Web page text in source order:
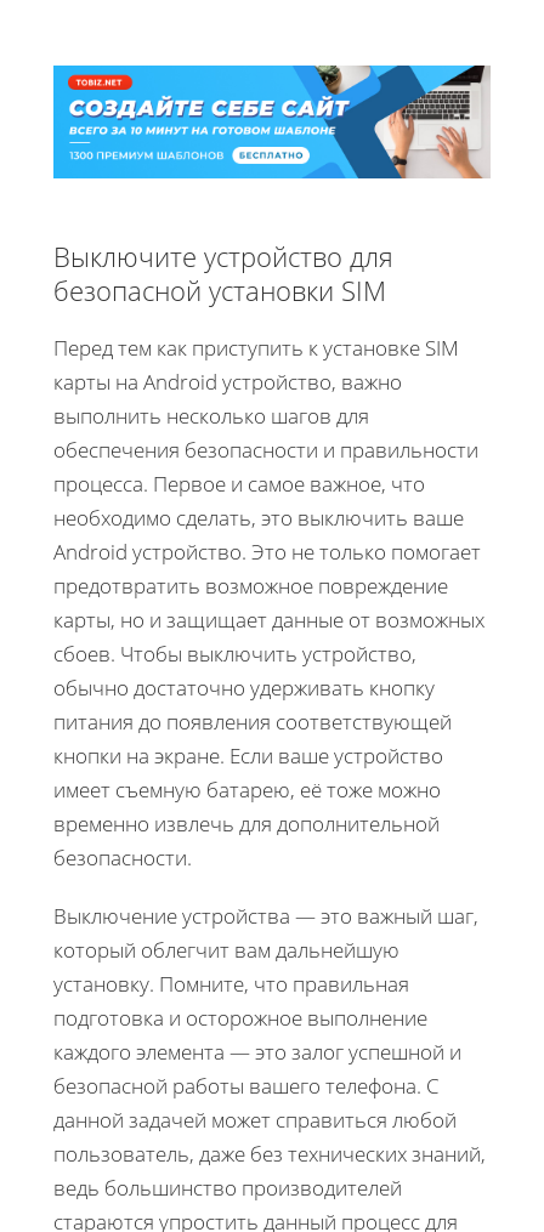
Выключите устройство для
безопасной установки SIM
Перед тем как приступить к установке SIM
карты на Android устройство, важно
выполнить несколько шагов для
обеспечения безопасности и правильности
процесса. Первое и самое важное, что
необходимо сделать, это выключить ваше
Android устройство. Это не только помогает
предотвратить возможное повреждение
карты, но и защищает данные от возможных
сбоев. Чтобы выключить устройство,
обычно достаточно удерживать кнопку
питания до появления соответствующей
кнопки на экране. Если ваше устройство
имеет съемную батарею, её тоже можно
временно извлечь для дополнительной
безопасности.
Выключение устройства — это важный шаг,
который облегчит вам дальнейшую
установку. Помните, что правильная
подготовка и осторожное выполнение
каждого элемента — это залог успешной и
безопасной работы вашего телефона. С
данной задачей может справиться любой
пользователь, даже без технических знаний,
ведь большинство производителей
стараются упростить данный процесс для